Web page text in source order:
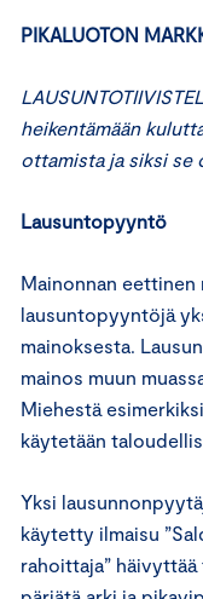
PIKALUOTON
heikentämään
ottamista ja siksi se
Lausuntopyyntö
Mainonnan
lausuntopyyntöjä
mainoksesta.
mainos muun
Miehestä
käytetään
Yksi
käytetty ilmaisu
rahoittaja”